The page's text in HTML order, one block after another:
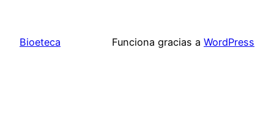
Bioeteca Funciona gracias a WordPress